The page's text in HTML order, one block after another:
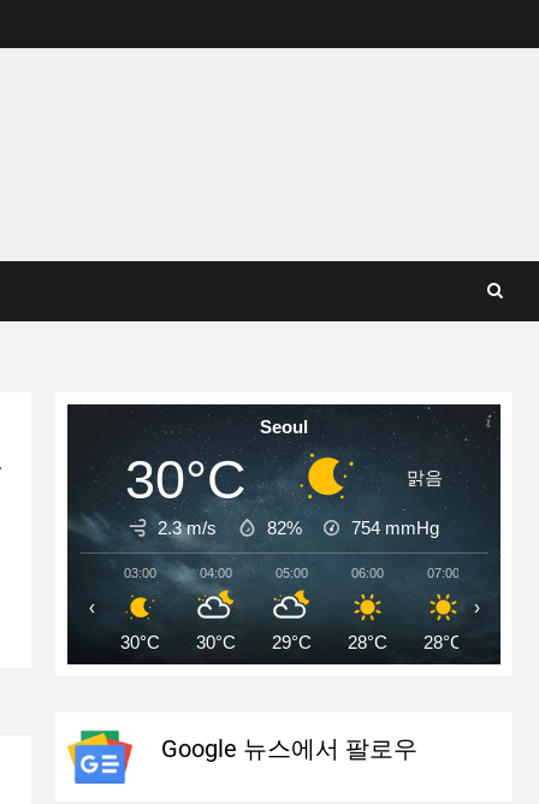
Seoul
30°C 맑음
2.3 m/s 82% 754 mmHg
03:00
30°C
04:00
30°C
05:00
29°C
06:00
28°C
07:00
28°C
‹ ›
Google 뉴스에서 팔로우